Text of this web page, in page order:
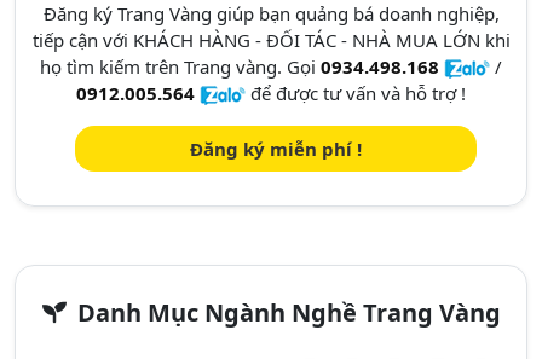
Đăng ký Trang Vàng giúp bạn quảng bá doanh nghiệp,
tiếp cận với KHÁCH HÀNG - ĐỐI TÁC - NHÀ MUA LỚN khi
họ tìm kiếm trên Trang vàng. Gọi 0934.498.168
/
0912.005.564
để được tư vấn và hỗ trợ !
Đăng ký miễn phí !
Danh Mục Ngành Nghề Trang Vàng